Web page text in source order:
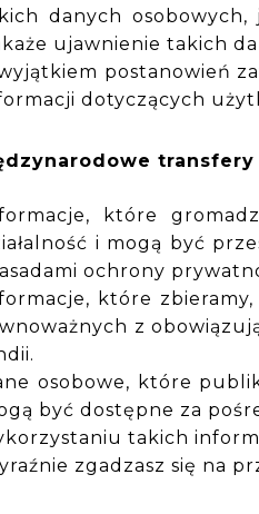
danych
ujawnienie takich
postanowień
dotyczących
transfery
które
i mogą być
ochrony
które
z
osobowe, które
być dostępne za
takich
zgadzasz się na